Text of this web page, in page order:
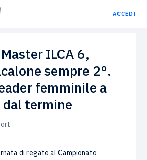
ACCEDI
ILCA 6,
sempre 2°.
femminile a
termine
di regate al Campionato